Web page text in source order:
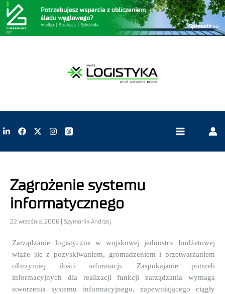
Zagrożenie systemu
informatycznego
22 września, 2006 | Szymonik Andrzej
Zarządzanie logistyczne w wojskowej jednostce budżetowej
wiąże się z pozyskiwaniem, gromadzeniem i przetwarzaniem
olbrzymiej ilości informacji. Zaspokajanie potrzeb
informacyjnych dla realizacji funkcji zarządzania wymaga
stworzenia systemu informacyjnego, zapewniającego ciągły